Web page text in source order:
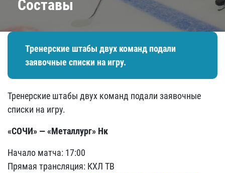
Составы
Тренерские штабы двух команд подали
заявочные списки на игру.
Тренерские штабы двух команд подали заявочные
списки на игру.
«СОЧИ» — «Металлург» Нк
Начало матча: 17:00
Прямая трансляция: КХЛ ТВ